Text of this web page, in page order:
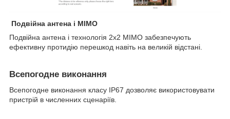
Подвійна антена і MIMO
Подвійна антена і технологія 2x2 MIMO забезпечують
ефективну протидію перешкод навіть на великій відстані.
Всепогодне виконання
Всепогодне виконання класу IP67 дозволяє використовувати
пристрій в численних сценаріїв.